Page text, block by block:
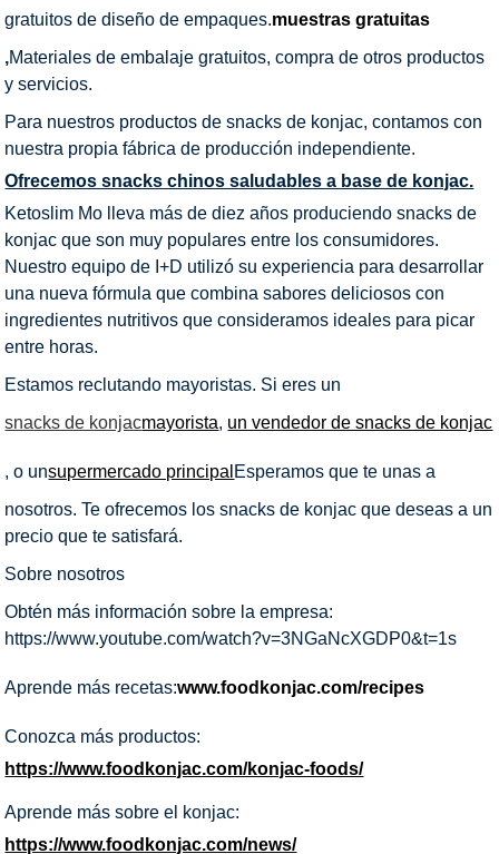
gratuitos de diseño de empaques.muestras gratuitas
,Materiales de embalaje gratuitos, compra de otros productos
y servicios.
Para nuestros productos de snacks de konjac, contamos con
nuestra propia fábrica de producción independiente.
Ofrecemos snacks chinos saludables a base de konjac.
Ketoslim Mo lleva más de diez años produciendo snacks de
konjac que son muy populares entre los consumidores.
Nuestro equipo de I+D utilizó su experiencia para desarrollar
una nueva fórmula que combina sabores deliciosos con
ingredientes nutritivos que consideramos ideales para picar
entre horas.
Estamos reclutando mayoristas. Si eres un
snacks de konjacmayorista, un vendedor de snacks de konjac
, o unsupermercado principal Esperamos que te unas a
nosotros. Te ofrecemos los snacks de konjac que deseas a un
precio que te satisfará.
Sobre nosotros
Obtén más información sobre la empresa:
https://www.youtube.com/watch?v=3NGaNcXGDP0&t=1s
Aprende más recetas:www.foodkonjac.com/recipes
Conozca más productos:
https://www.foodkonjac.com/konjac-foods/
Aprende más sobre el konjac:
https://www.foodkonjac.com/news/